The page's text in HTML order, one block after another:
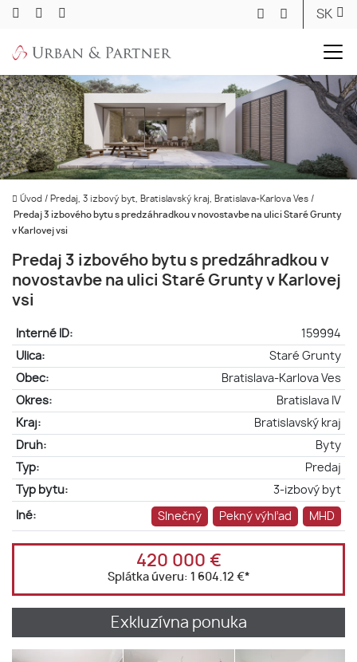
SK
Úvod / Predaj, 3 izbový byt, Bratislavský kraj, Bratislava-Karlova Ves /
Predaj 3 izbového bytu s predzáhradkou v novostavbe na ulici Staré Grunty
v Karlovej vsi
Predaj 3 izbového bytu s predzáhradkou v
novostavbe na ulici Staré Grunty v Karlovej
vsi
Interné ID:
159994
Ulica:
Staré Grunty
Obec:
Bratislava-Karlova Ves
Okres:
Bratislava IV
Kraj:
Bratislavský kraj
Druh:
Byty
Typ:
Predaj
Typ bytu:
3-izbový byt
Iné: Slnečný Pekný výhľad MHD
420 000 €
Splátka úveru: 1 604.12 €*
Exkluzívna ponuka